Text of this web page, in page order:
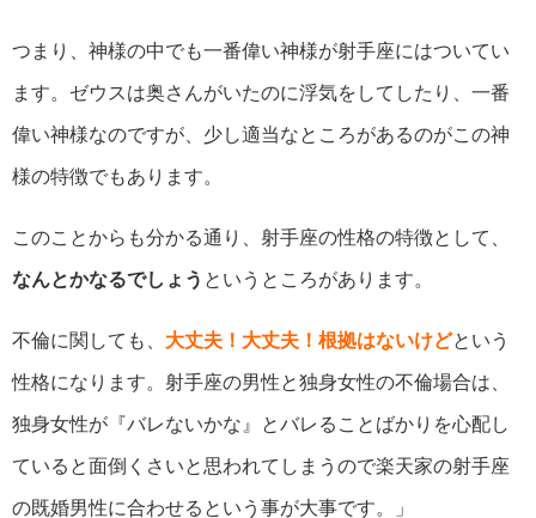
つまり、神様の中でも一番偉い神様が射手座にはついてい
ます。ゼウスは奥さんがいたのに浮気をしてしたり、一番
偉い神様なのですが、少し適当なところがあるのがこの神
様の特徴でもあります。
このことからも分かる通り、射手座の性格の特徴として、
なんとかなるでしょう というところがあります。
不倫に関しても、 大丈夫！大丈夫！根拠はないけどという
性格になります。射手座の男性と独身女性の不倫場合は、
独身女性が『バレないかな』とバレることばかりを心配し
ていると面倒くさいと思われてしまうので楽天家の射手座
の既婚男性に合わせるという事が大事です。」